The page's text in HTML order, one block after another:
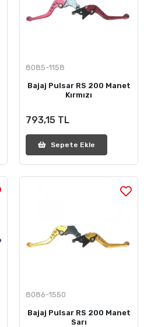
8085-1158
Bajaj Pulsar RS 200 Manet
Kırmızı
793,15 TL
Sepete Ekle
8086-1550
Bajaj Pulsar RS 200 Manet
Sarı